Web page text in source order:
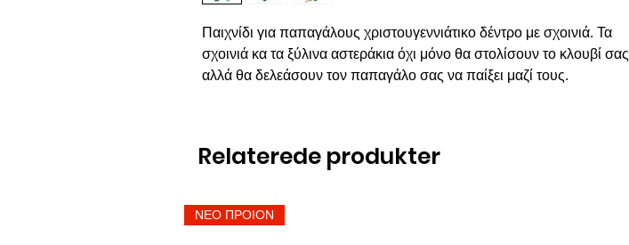
Παιχνίδι για παπαγάλους χριστουγεννιάτικο δέντρο με σχοινιά. Τα
σχοινιά κα τα ξύλινα αστεράκια όχι μόνο θα στολίσουν το κλουβί σας
αλλά θα δελεάσουν τον παπαγάλο σας να παίξει μαζί τους.
Relaterede produkter
ΝΕΟ ΠΡΟΙΟΝ